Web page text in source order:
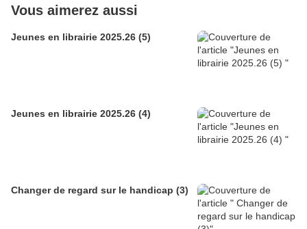
Vous aimerez aussi
Jeunes en librairie 2025.26 (5)
Jeunes en librairie 2025.26 (4)
Changer de regard sur le handicap (3)